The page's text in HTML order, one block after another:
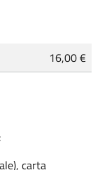
16,00 €
carta